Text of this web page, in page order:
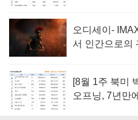
오디세이-
서 인간으로의
[8월 1주 북미
오프닝, 7년만